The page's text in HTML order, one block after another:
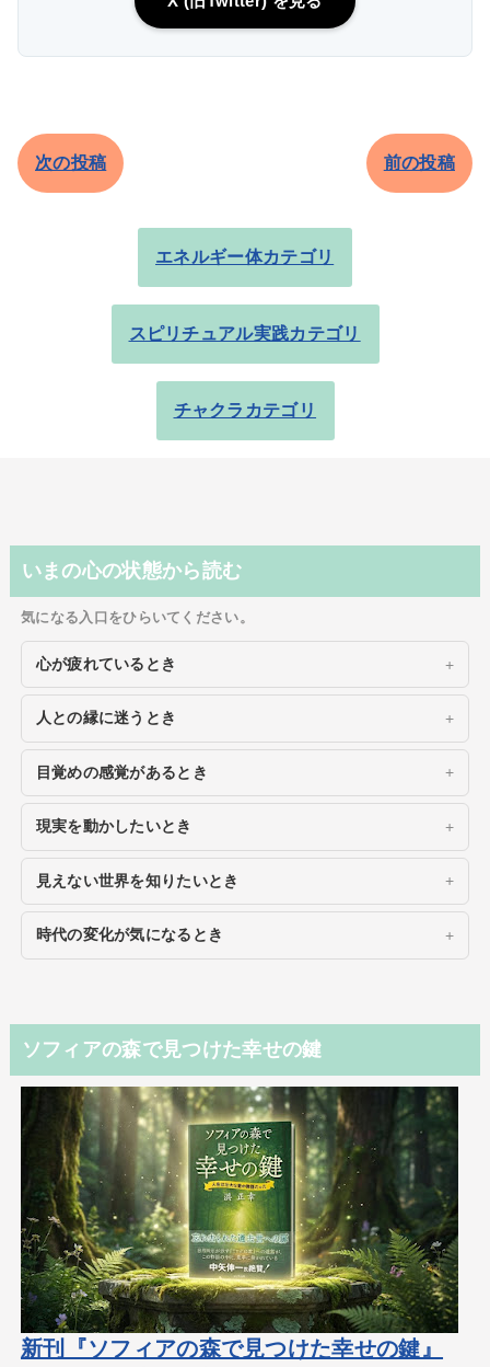
次の投稿 前の投稿
エネルギー体カテゴリ
スピリチュアル実践カテゴリ
チャクラカテゴリ
いまの心の状態から読む
気になる入口をひらいてください。
心が疲れているとき
人との縁に迷うとき
目覚めの感覚があるとき
現実を動かしたいとき
見えない世界を知りたいとき
時代の変化が気になるとき
ソフィアの森で見つけた幸せの鍵
新刊『ソフィアの森で見つけた幸せの鍵』